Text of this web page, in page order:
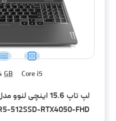
Core i5
GB
512SSD-RTX4050-FHD